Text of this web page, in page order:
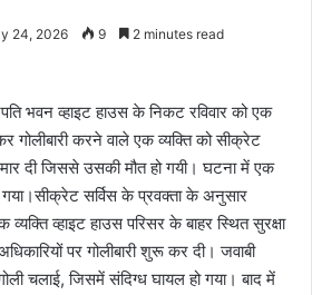
24, 2026 9 2 minutes read
भवन व्हाइट हाउस के निकट रविवार को एक
गोलीबारी करने वाले एक व्यक्ति को सीक्रेट
मार दी जिससे उसकी मौत हो गयी। घटना में एक
गया।सीक्रेट सर्विस के प्रवक्ता के अनुसार
व्हाइट हाउस परिसर के बाहर स्थित सुरक्षा
पर गोलीबारी शुरू कर दी। जवाबी
गोली चलाई, जिसमें संदिग्ध घायल हो गया। बाद में